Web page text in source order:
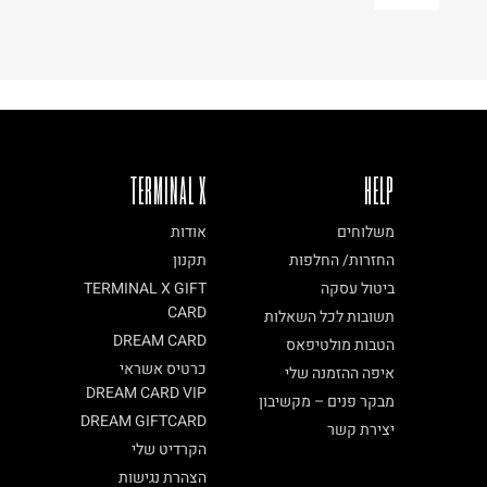
TERMINAL X
אודות
תקנון
TERMINAL X GIFT
CARD
DREAM CARD
כרטיס אשראי
DREAM CARD VIP
DREAM GIFTCARD
הקרדיט שלי
הצהרת נגישות
HELP
משלוחים
החזרות/ החלפות
ביטול עסקה
תשובות לכל השאלות
הטבות מולטיפאס
איפה ההזמנה שלי
מבקר פנים – מקשיבון
יצירת קשר